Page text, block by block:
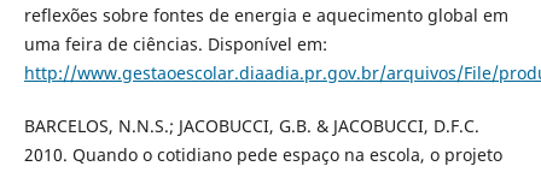
reflexões sobre fontes de energia e aquecimento global em
uma feira de ciências. Disponível em:
http://www.gestaoescolar.diaadia.pr.gov.br/arquivos/File/
BARCELOS, N.N.S.; JACOBUCCI, G.B. & JACOBUCCI, D.F.C.
2010. Quando o cotidiano pede espaço na escola, o projeto